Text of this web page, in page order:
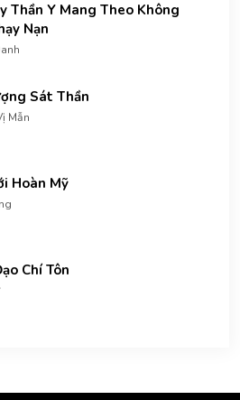
Thần Y Mang Theo Không
Nạn
Sát Thần
Mẫn
Hoàn Mỹ
Chí Tôn